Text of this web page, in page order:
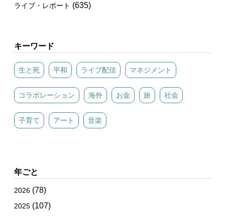
ライブ・レポート (635)
キーワード
生と死 平和 ライブ配信 マネジメント
コラボレーション 海外 お金 旅 社会
子育て アート 音楽
年ごと
2026 (78)
2025 (107)